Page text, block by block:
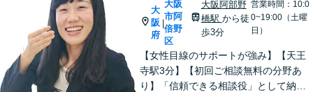
大
阪
府
|
大阪
市阿
倍野
区
大阪阿部野
橋駅 から徒
歩3分
営業時間：10:0
0~19:00（土曜
日）
【女性目線のサポートが強み】【天王
寺駅3分】【初回ご相談無料の分野あ
り】「信頼できる相談役」として納得